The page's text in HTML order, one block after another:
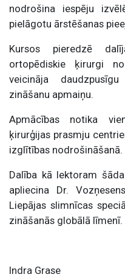
nodrošina iespēju
pielāgotu ārstēšanas
Kursos pieredzē
ortopēdiskie ķirurgi
veicināja
zināšanu apmaiņu.
Apmācības notika
ķirurģijas prasmju
izglītības nodrošināšanā.
Dalība kā lektoram
apliecina Dr.
Liepājas slimnīcas
zināšanās globālā līmenī.
Indra Grase